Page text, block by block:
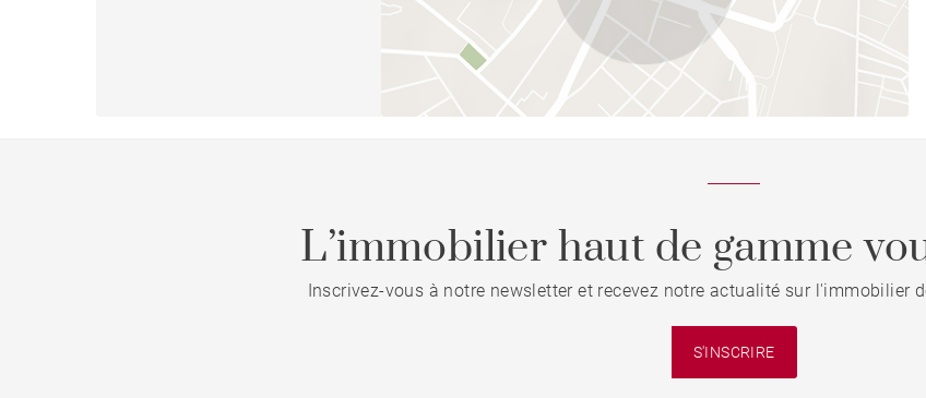
L’immobilier haut de gamme
Inscrivez-vous à notre newsletter et recevez notre actualité sur l'immobilier
S'INSCRIRE